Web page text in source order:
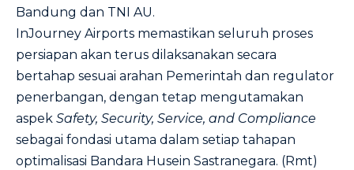
Bandung dan TNI AU.
InJourney Airports memastikan seluruh proses
persiapan akan terus dilaksanakan secara
bertahap sesuai arahan Pemerintah dan regulator
penerbangan, dengan tetap mengutamakan
aspek Safety, Security, Service, and Compliance
sebagai fondasi utama dalam setiap tahapan
optimalisasi Bandara Husein Sastranegara. (Rmt)